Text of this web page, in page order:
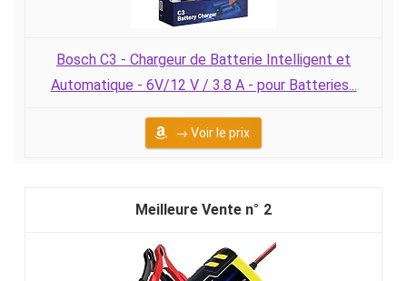
Bosch C3 - Chargeur de Batterie Intelligent et
Automatique - 6V/12 V / 3.8 A - pour Batteries...
→ Voir le prix
2